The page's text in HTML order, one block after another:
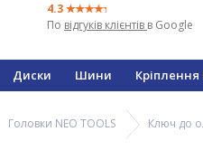
4.3
По відгуків клієнтів в Google
Диски Шини Кріплення
Головки NEO TOOLS Ключ до